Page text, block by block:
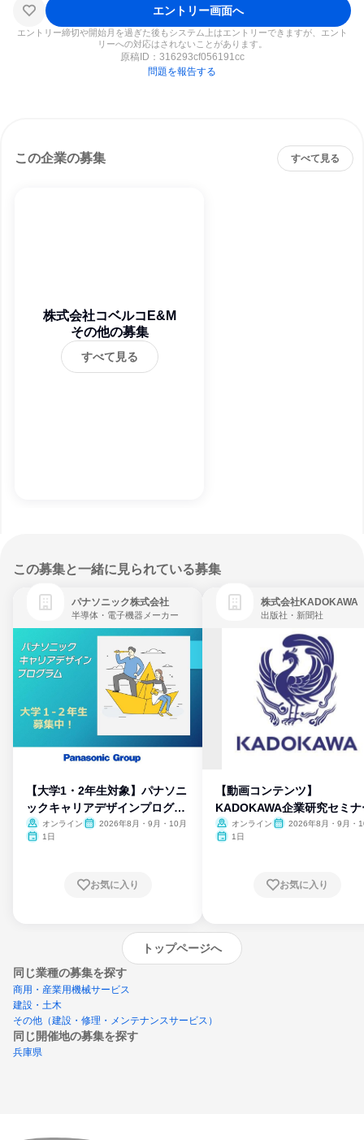
エントリー画面へ
エントリー締切や開始月を過ぎた後もシステム上はエントリーできますが、エント
リーへの対応はされないことがあります。
原稿ID： 316293cf056191cc
問題を報告する
この企業の募集 すべて見る
株式会社コベルコE&M
その他の募集
すべて見る
この募集と一緒に見られている募集
パナソニック株式会社
半導体・電子機器メーカー
【大学1・2年生対象】パナソニ
ックキャリアデザインプログラ
ム
オンライン
2026年8月・9月・10月
1日
お気に入り
株式会社KADOKAWA
出版社・新聞社
【動画コンテンツ】
KADOKAWA企業研究セミナ
オンライン
2026年8月・9月・
1日
お気に入り
トップページへ
同じ業種の募集を探す
商用・産業用機械サービス
建設・土木
その他（建設・修理・メンテナンスサービス）
同じ開催地の募集を探す
兵庫県